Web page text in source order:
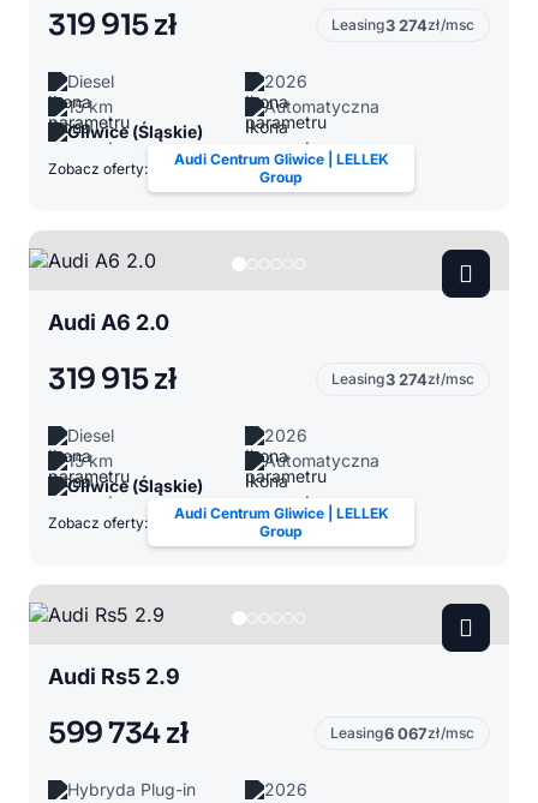
319 915 zł Leasing3 274zł/msc
Diesel
2026
15 km
Automatyczna
Gliwice (Śląskie)
Zobacz oferty:
Audi Centrum Gliwice | LELLEK
Group
Audi A6 2.0
319 915 zł Leasing3 274zł/msc
Diesel
2026
15 km
Automatyczna
Gliwice (Śląskie)
Zobacz oferty:
Audi Centrum Gliwice | LELLEK
Group
Audi Rs5 2.9
599 734 zł Leasing6 067zł/msc
Hybryda Plug-in
2026